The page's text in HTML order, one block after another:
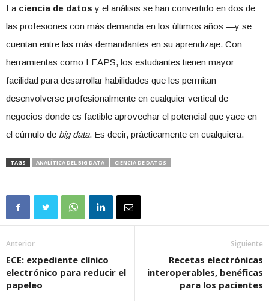
La ciencia de datos y el análisis se han convertido en dos de
las profesiones con más demanda en los últimos años —y se
cuentan entre las más demandantes en su aprendizaje. Con
herramientas como LEAPS, los estudiantes tienen mayor
facilidad para desarrollar habilidades que les permitan
desenvolverse profesionalmente en cualquier vertical de
negocios donde es factible aprovechar el potencial que yace en
el cúmulo de big data. Es decir, prácticamente en cualquiera.
TAGS ANALÍTICA DEL BIG DATA CIENCIA DE DATOS
Anterior
ECE: expediente clínico
electrónico para reducir el
papeleo
Siguiente
Recetas electrónicas
interoperables, benéficas
para los pacientes